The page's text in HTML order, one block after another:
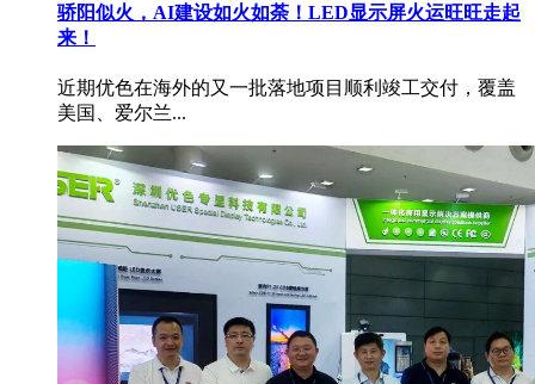
骄阳似火，AI建设如火如荼！LED显示屏火运旺旺走起
来！
近期优色在海外的又一批落地项目顺利竣工交付，覆盖
美国、爱尔兰...